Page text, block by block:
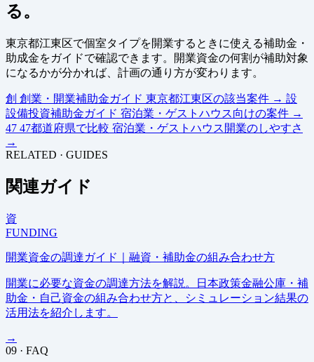
る。
東京都江東区で個室タイプを開業するときに使える補助金・
助成金をガイドで確認できます。開業資金の何割が補助対象
になるかが分かれば、計画の通り方が変わります。
創 創業・開業補助金ガイド 東京都江東区の該当案件 → 設
設備投資補助金ガイド 宿泊業・ゲストハウス向けの案件 →
47 47都道府県で比較 宿泊業・ゲストハウス開業のしやすさ
→
RELATED · GUIDES
関連ガイド
資
FUNDING
開業資金の調達ガイド｜融資・補助金の組み合わせ方
開業に必要な資金の調達方法を解説。日本政策金融公庫・補
助金・自己資金の組み合わせ方と、シミュレーション結果の
活用法を紹介します。
→
09 · FAQ